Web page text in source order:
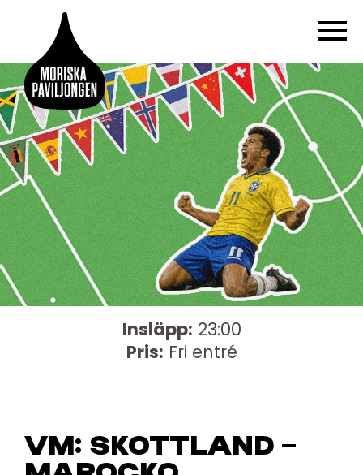
Insläpp: 23:00
Pris: Fri entré
VM: SKOTTLAND –